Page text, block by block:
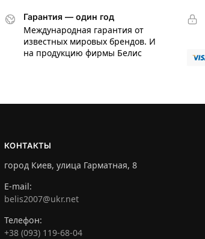
Гарантия — один год
Международная гарантия от
известных мировых брендов. И
на продукцию фирмы Белис
КОНТАКТЫ
город Киев, улица Гарматная, 8
E-mail:
belis2007@ukr.net
Телефон:
+38 (093) 119-68-04